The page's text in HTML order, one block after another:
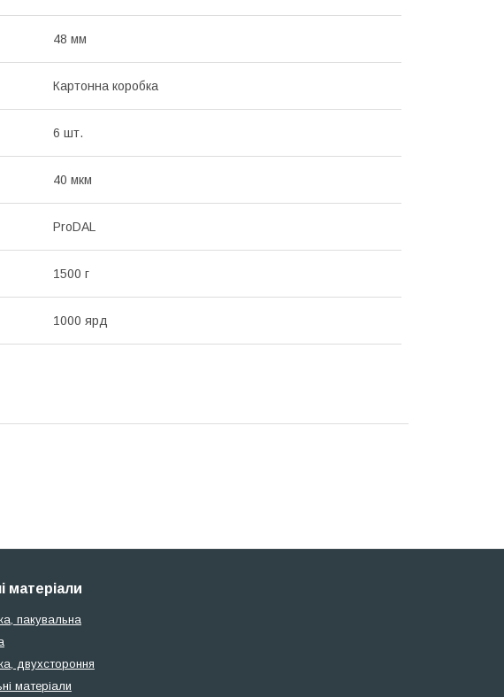
48 мм
Картонна коробка
6 шт.
40 мкм
ProDAL
1500 г
1000 ярд
матеріали
пакувальна
двухстороння
матеріали